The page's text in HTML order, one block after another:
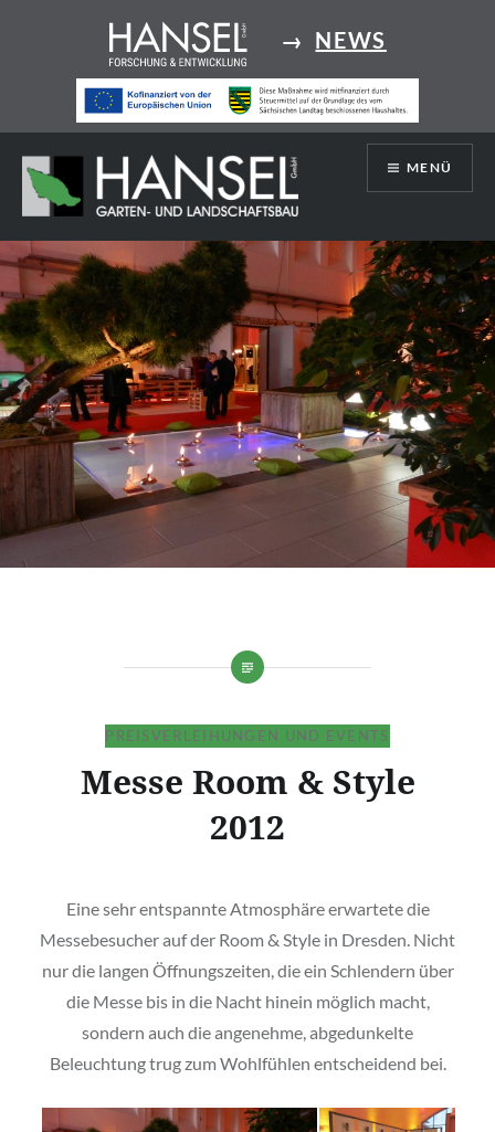
→ NEWS
Hansel
MENÜ
PREISVERLEIHUNGEN UND EVENTS
Messe Room & Style
2012
Eine sehr entspannte Atmosphäre erwartete die
Messebesucher auf der Room & Style in Dresden. Nicht
nur die langen Öffnungszeiten, die ein Schlendern über
die Messe bis in die Nacht hinein möglich macht,
sondern auch die angenehme, abgedunkelte
Beleuchtung trug zum Wohlfühlen entscheidend bei.